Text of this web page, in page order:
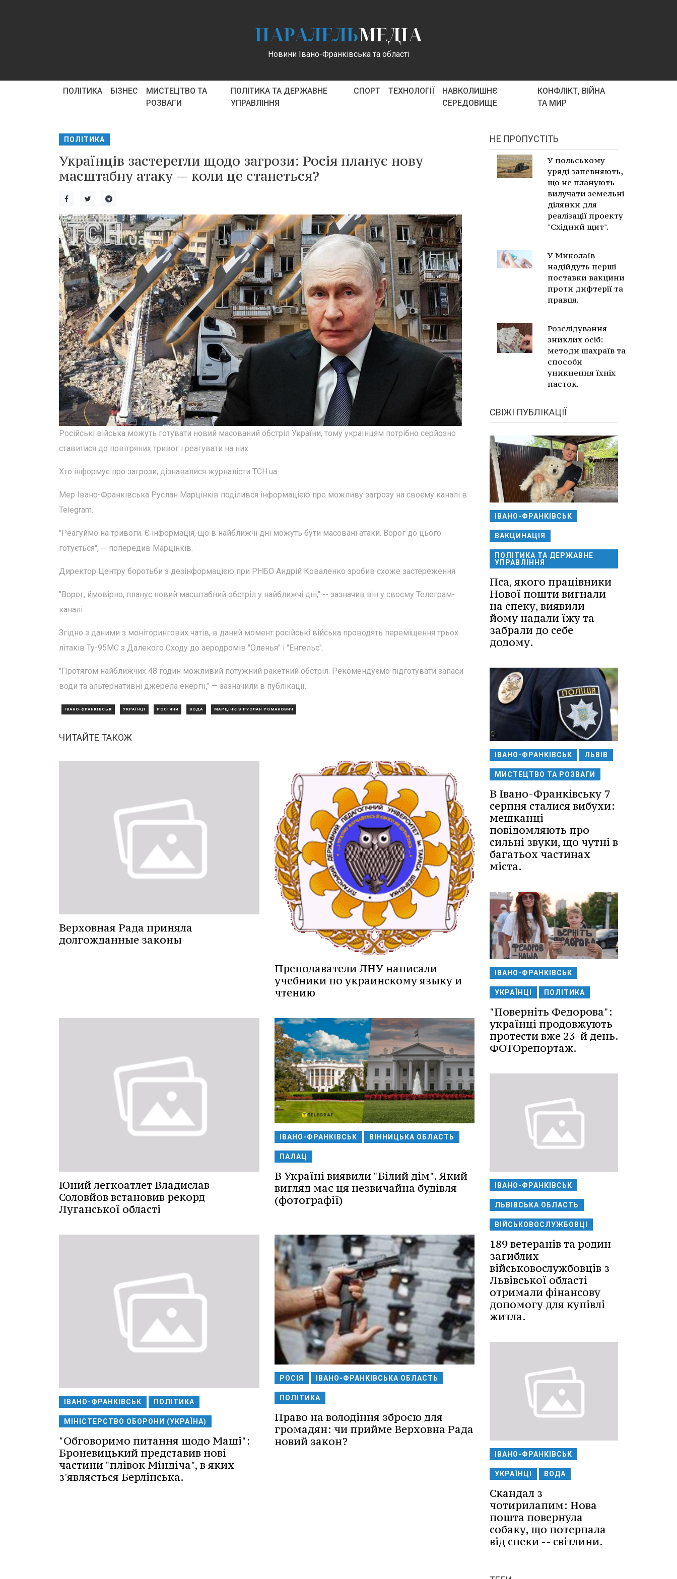
ПАРАЛЕЛЬМЕДІА
Новини Івано-Франківська та області
ПОЛІТИКА БІЗНЕС
МИСТЕЦТВО ТА
РОЗВАГИ
ПОЛІТИКА ТА ДЕРЖАВНЕ
УПРАВЛІННЯ
СПОРТ ТЕХНОЛОГІЇ
НАВКОЛИШНЄ
СЕРЕДОВИЩЕ
КОНФЛІКТ, ВІЙНА
ТА МИР
ПОЛІТИКА
Українців застерегли щодо загрози: Росія планує нову
масштабну атаку — коли це станеться?
Російські війська можуть готувати новий масований обстріл України, тому українцям потрібно серйозно
ставитися до повітряних тривог і реагувати на них.
Хто інформує про загрози, дізнавалися журналісти ТСН.ua.
Мер Івано-Франківська Руслан Марцінків поділився інформацією про можливу загрозу на своєму каналі в
Telegram.
"Реагуймо на тривоги. Є інформація, що в найближчі дні можуть бути масовані атаки. Ворог до цього
готується", -- попередив Марцінків.
Директор Центру боротьби з дезінформацією при РНБО Андрій Коваленко зробив схоже застереження.
"Ворог, ймовірно, планує новий масштабний обстріл у найближчі дні," -- зазначив він у своєму Телеграм-
каналі.
Згідно з даними з моніторингових чатів, в даний момент російські війська проводять переміщення трьох
літаків Ту-95МС з Далекого Сходу до аеродромів "Оленья" і "Енгельс".
"Протягом найближчих 48 годин можливий потужний ракетний обстріл. Рекомендуємо підготувати запаси
води та альтернативні джерела енергії," — зазначили в публікації.
ІВАНО-ФРАНКІВСЬК УКРАЇНЦІ РОСІЯНИ ВОДА МАРЦІНКІВ РУСЛАН РОМАНОВИЧ
ЧИТАЙТЕ ТАКОЖ
Верховная Рада приняла
долгожданные законы
Преподаватели ЛНУ написали
учебники по украинскому языку и
чтению
Юний легкоатлет Владислав
Соловйов встановив рекорд
Луганської області
ІВАНО-ФРАНКІВСЬК ВІННИЦЬКА ОБЛАСТЬ
ПАЛАЦ
В Україні виявили "Білий дім". Який
вигляд має ця незвичайна будівля
(фотографії)
ІВАНО-ФРАНКІВСЬК ПОЛІТИКА
МІНІСТЕРСТВО ОБОРОНИ (УКРАЇНА)
"Обговоримо питання щодо Маші":
Броневицький представив нові
частини "плівок Міндіча", в яких
з'являється Берлінська.
РОСІЯ ІВАНО-ФРАНКІВСЬКА ОБЛАСТЬ
ПОЛІТИКА
Право на володіння зброєю для
громадян: чи прийме Верховна Рада
новий закон?
НЕ ПРОПУСТІТЬ
У польському
уряді запевняють,
що не планують
вилучати земельні
ділянки для
реалізації проекту
"Східний щит".
У Миколаїв
надійдуть перші
поставки вакцини
проти дифтерії та
правця.
Розслідування
зниклих осіб:
методи шахраїв та
способи
уникнення їхніх
пасток.
СВІЖІ ПУБЛІКАЦІЇ
ІВАНО-ФРАНКІВСЬК
ВАКЦИНАЦІЯ
ПОЛІТИКА ТА ДЕРЖАВНЕ
УПРАВЛІННЯ
Пса, якого працівники
Нової пошти вигнали
на спеку, виявили -
йому надали їжу та
забрали до себе
додому.
ІВАНО-ФРАНКІВСЬК ЛЬВІВ
МИСТЕЦТВО ТА РОЗВАГИ
В Івано-Франківську 7
серпня сталися вибухи:
мешканці
повідомляють про
сильні звуки, що чутні в
багатьох частинах
міста.
ІВАНО-ФРАНКІВСЬК
УКРАЇНЦІ ПОЛІТИКА
"Поверніть Федорова":
українці продовжують
протести вже 23-й день.
ФОТОрепортаж.
ІВАНО-ФРАНКІВСЬК
ЛЬВІВСЬКА ОБЛАСТЬ
ВІЙСЬКОВОСЛУЖБОВЦІ
189 ветеранів та родин
загиблих
військовослужбовців з
Львівської області
отримали фінансову
допомогу для купівлі
житла.
ІВАНО-ФРАНКІВСЬК
УКРАЇНЦІ ВОДА
Скандал з
чотирилапим: Нова
пошта повернула
собаку, що потерпала
від спеки -- світлини.